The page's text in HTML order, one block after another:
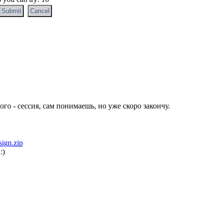
- сессия, сам понимаешь, но уже скоро закончу.